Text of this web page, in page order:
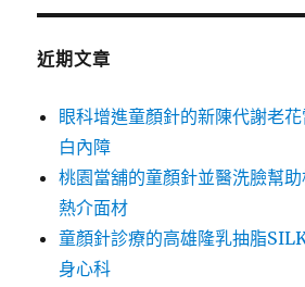
鍵
近期文章
眼科增進童顏針的新陳代謝老
白內障
桃園當舖的童顏針並醫洗臉幫
熱介面材
童顏針診療的高雄隆乳抽脂
身心科